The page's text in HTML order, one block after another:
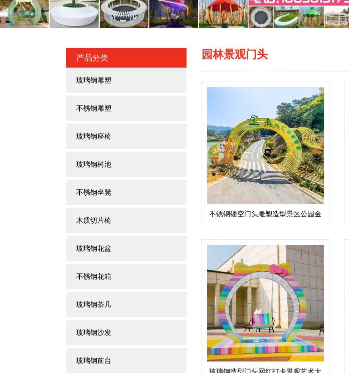
产品分类
玻璃钢雕塑
不锈钢雕塑
玻璃钢座椅
玻璃钢树池
不锈钢坐凳
木质切片椅
玻璃钢花盆
不锈钢花箱
玻璃钢茶几
玻璃钢沙发
玻璃钢前台
园林景观门头
不锈钢镂空门头雕塑造型景区公园金
属艺术摆件